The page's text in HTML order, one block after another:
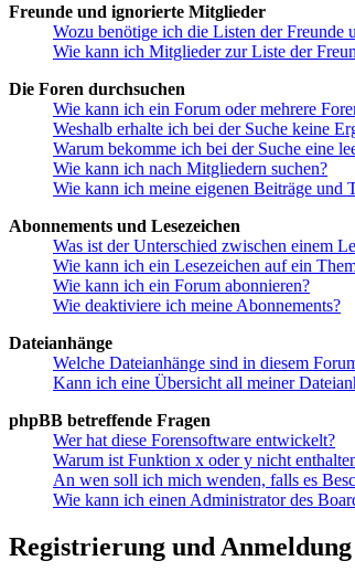
Freunde und ignorierte Mitglieder
Wozu benötige ich die Listen der Freunde
Wie kann ich Mitglieder zur Liste der
Die Foren durchsuchen
Wie kann ich ein Forum oder mehrere
Weshalb erhalte ich bei der Suche keine
Warum bekomme ich bei der Suche eine
Wie kann ich nach Mitgliedern suchen?
Wie kann ich meine eigenen Beiträge und
Abonnements und Lesezeichen
Was ist der Unterschied zwischen einem
Wie kann ich ein Lesezeichen auf ein
Wie kann ich ein Forum abonnieren?
Wie deaktiviere ich meine Abonnements?
Dateianhänge
Welche Dateianhänge sind in diesem
Kann ich eine Übersicht all meiner
phpBB betreffende Fragen
Wer hat diese Forensoftware entwickelt?
Warum ist Funktion x oder y nicht
An wen soll ich mich wenden, falls es
Wie kann ich einen Administrator des
Registrierung und Anmeldung